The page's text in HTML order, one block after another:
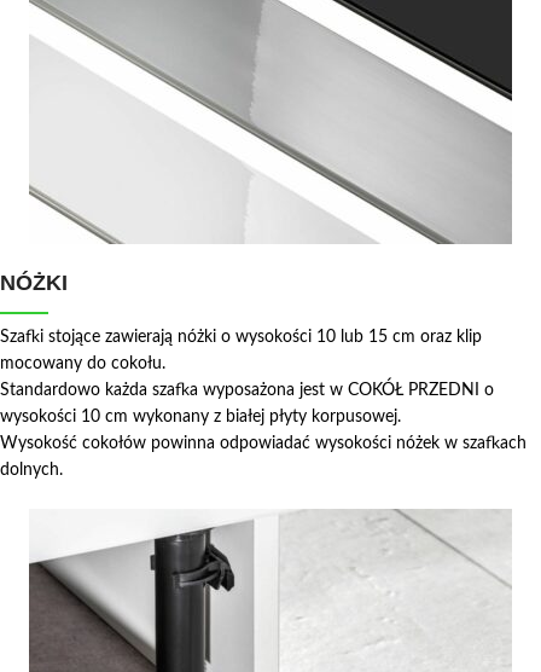
NÓŻKI
Szafki stojące zawierają nóżki o wysokości 10 lub 15 cm oraz klip
mocowany do cokołu.
Standardowo każda szafka wyposażona jest w COKÓŁ PRZEDNI o
wysokości 10 cm wykonany z białej płyty korpusowej.
Wysokość cokołów powinna odpowiadać wysokości nóżek w szafkach
dolnych.